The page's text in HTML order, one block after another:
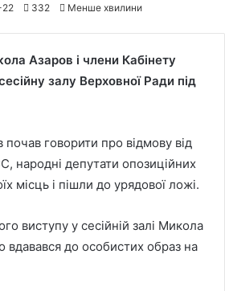
22 332 Менше хвилини
Азаров і члени Кабінету
залу Верховної Ради під
почав говорити про відмову від
народні депутати опозиційних
місць і пішли до урядової ложі.
виступу у сесійній залі Микола
вдавався до особистих образ на